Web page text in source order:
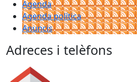
Agenda
Agenda política
Anuncis
Adreces i telèfons